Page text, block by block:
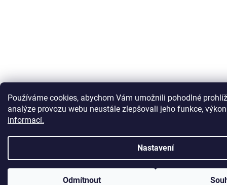
Používáme cookies, abychom Vám umožnili pohodlné
analýze provozu webu neustále zlepšovali jeho funkce,
informací.
Nastavení
Odmítnout